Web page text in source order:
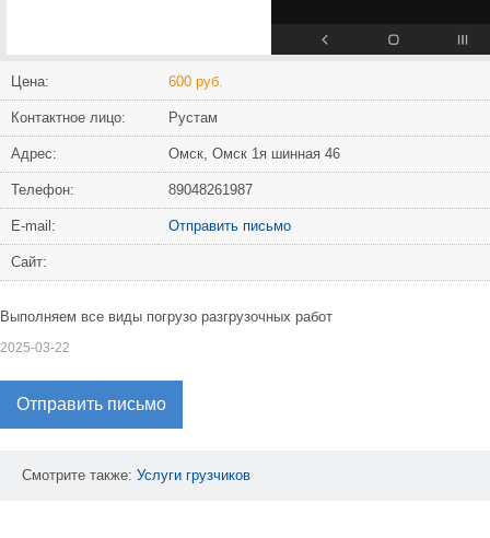
Цена: 600 руб.
Контактное лицо: Рустам
Адрес: Омск, Омск 1я шинная 46
Телефон: 89048261987
Е-mail: Отправить письмо
Сайт:
Выполняем все виды погрузо разгрузочных работ
2025-03-22
Отправить письмо
Смотрите также: Услуги грузчиков